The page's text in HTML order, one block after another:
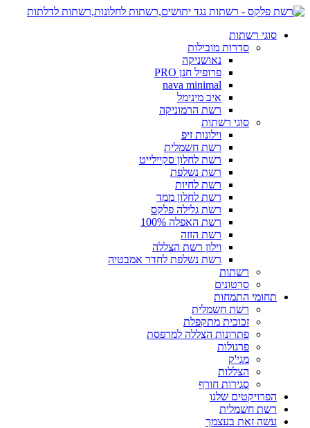
דלג
סוגי רשתות
סדרות מובילות
נאושניקה
פרופיל חנן PRO
nava minimal
איב מינימל
רשת הרמוניקה
סוגי רשתות
וילונות זיפ
רשת חשמלית
רשת לחלון סקיילייט
רשת נשלפת
רשת לחיות
רשת לחלון ממד
רשת גלילה פלקס
רשת האפלה 100%
רשת הזזה
וילון רשת הצללה
רשת נשלפת לחדר אמבטיה
רשתות
סרטונים
תחומי התמחות
רשת חשמלית
זכוכית מתקפלת
פתרונות הצללה למרפסת
פרגולות
מגי'ק
הצללות
סגירות חורף
הפרויקטים שלנו
רשת חשמלית
עשה זאת בעצמך